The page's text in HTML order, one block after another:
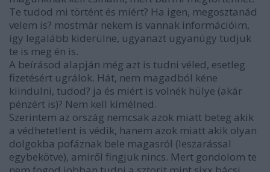
Te tudod mi történt és miért? Ha igen, megosztanád
velem is? mostmár nekem is vannak információim,
így legalább kiderülne, ugyanazt ugyanúgy tudjuk
te is meg én is.
A beírásod alapján még azt is tudni véled, esetleg
fizetésért ugrálok. Hát, nem magadból kéne
kiindulni, tudod? ja és miért is volnék hülye (akár
pénzért is)? Nem kell kímélned.
Szerintem az ország nemcsak azok miatt beteg akik
a védhetetlent is védik, hanem azok miatt akik olyan
dolgokba pofáznak bele magasról (leszarással
egybekötve), amiről fingjuk nincs. Mert gondolom te